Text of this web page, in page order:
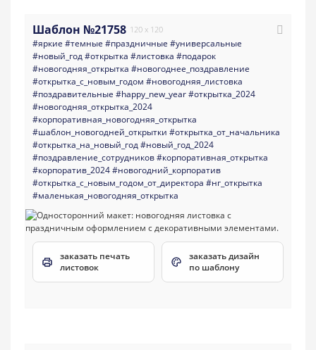
Шаблон №21758 120 x 120
#яркие #темные #праздничные #универсальные
#новый_год#открытка #листовка #подарок
#новогодняя_открытка #новогоднее_поздравление
#открытка_с_новым_годом #новогодняя_листовка
#поздравительные #happy_new_year#открытка_2024
#новогодняя_открытка_2024
#корпоративная_новогодняя_открытка
#шаблон_новогодней_открытки #открытка_от_начальника
#открытка_на_новый_год#новый_год_2024
#поздравление_сотрудников#корпоративная_открытка
#корпоратив_2024#новогодний_корпоратив
#открытка_с_новым_годом_от_директора #нг_открытка
#маленькая_новогодняя_открытка
заказать печать
листовок
заказать дизайн
по шаблону